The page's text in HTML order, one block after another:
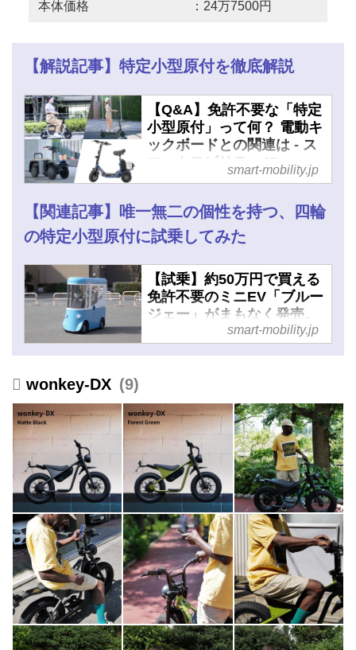
本体価格 ：24万7500円
【解説記事】特定小型原付を徹底解説
【Q&A】免許不要な「特定
小型原付」って何？ 電動キ
ックボードとの関連は - ス
マートモビリティJPsmart-mobility.jp
【関連記事】唯一無二の個性を持つ、四輪
の特定小型原付に試乗してみた
【試乗】約50万円で買える
免許不要のミニEV「ブルー
ジェー」がまもなく発売。
自転車サイズの屋根付き四
smart-mobility.jp
wonkey-DX 9